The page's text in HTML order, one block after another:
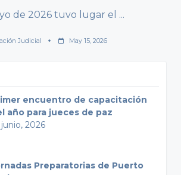
de 2026 tuvo lugar el ...
Judicial May 15, 2026
encuentro de capacitación
año para jueces de paz
junio, 2026
Preparatorias de Puerto